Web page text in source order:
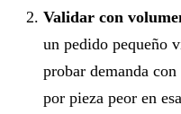
Validar con
un pedido pequeño
probar demanda
por pieza peor en